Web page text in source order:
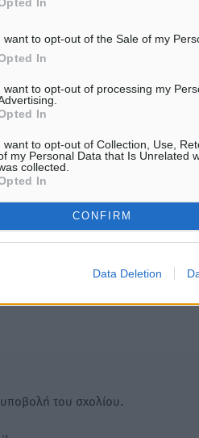
want to opt-out of the Sale of my
In
want to opt-out of processing my
In
want to opt-out of Collection, Use,
my Personal Data that Is Unrelated
collected.
In
CONFIRM
Data Deletion
ΠΑΟΚ Ρόδου: Επιστροφή
χορηγούς
05.08.26 · 17:44
Η Δημοκρατική δεν
όποια σχόλια θεωρούμε
Χρήστες που δεν
του σχολίου.